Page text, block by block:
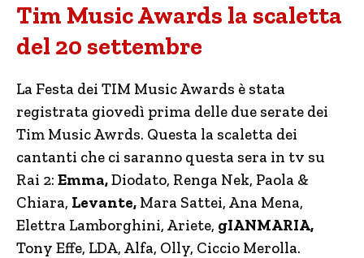
Tim Music Awards la scaletta
del 20 settembre
La Festa dei TIM Music Awards è stata
registrata giovedì prima delle due serate dei
Tim Music Awrds. Questa la scaletta dei
cantanti che ci saranno questa sera in tv su
Rai 2: Emma,Diodato, Renga Nek, Paola &
Chiara, Levante, Mara Sattei, Ana Mena,
Elettra Lamborghini, Ariete, gIANMARIA,
Tony Effe, LDA, Alfa, Olly, Ciccio Merolla.